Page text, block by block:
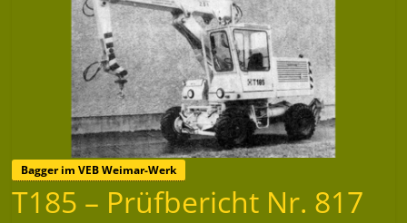
Bagger im VEB Weimar-Werk
T185 – Prüfbericht Nr. 817